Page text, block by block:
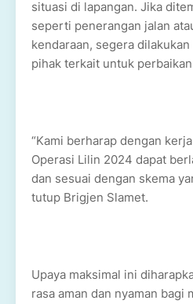
situasi di lapangan. Jika
seperti penerangan jalan
kendaraan, segera
pihak terkait untuk
“Kami berharap dengan
Operasi Lilin 2024 dapat
dan sesuai dengan skema
tutup Brigjen Slamet.
Upaya maksimal ini
rasa aman dan nyaman bagi